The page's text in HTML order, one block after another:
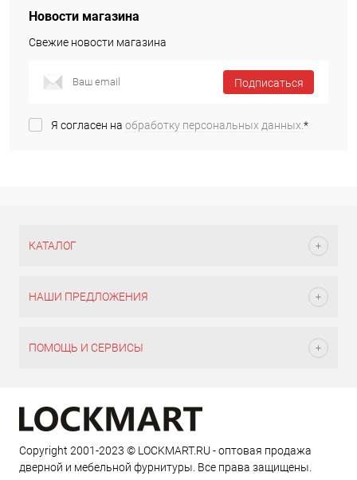
Новости магазина
Свежие новости магазина
Подписаться
Я согласен на обработку персональных данных.*
КАТАЛОГ
НАШИ ПРЕДЛОЖЕНИЯ
ПОМОЩЬ И СЕРВИСЫ
Copyright 2001-2023 © LOCKMART.RU - оптовая продажа
дверной и мебельной фурнитуры. Все права защищены.